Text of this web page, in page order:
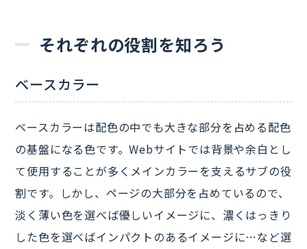
それぞれの役割を知ろう
ベースカラー
ベースカラーは配色の中でも大きな部分を占める配色
の基盤になる色です。Webサイトでは背景や余白とし
て使用することが多くメインカラーを支えるサブの役
割です。しかし、ページの大部分を占めているので、
淡く薄い色を選べば優しいイメージに、濃くはっきり
した色を選べばインパクトのあるイメージに…など選